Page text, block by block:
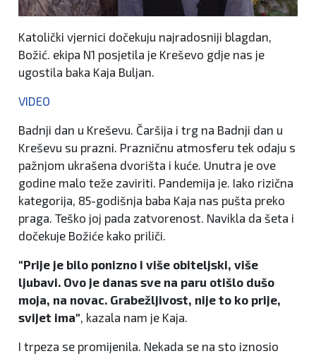
Katolički vjernici dočekuju najradosniji blagdan,
Božić. ekipa N1 posjetila je Kreševo gdje nas je
ugostila baka Kaja Buljan.
VIDEO
Badnji dan u Kreševu. Čaršija i trg na Badnji dan u
Kreševu su prazni. Prazničnu atmosferu tek odaju s
pažnjom ukrašena dvorišta i kuće. Unutra je ove
godine malo teže zaviriti. Pandemija je. Iako rizična
kategorija, 85-godišnja baba Kaja nas pušta preko
praga. Teško joj pada zatvorenost. Navikla da šeta i
dočekuje Božiće kako priliči.
"Prije je bilo ponizno i više obiteljski, više
ljubavi. Ovo je danas sve na paru otišlo dušo
moja, na novac. Grabežljivost, nije to ko prije,
svijet ima", kazala nam je Kaja.
I trpeza se promijenila. Nekada se na sto iznosio